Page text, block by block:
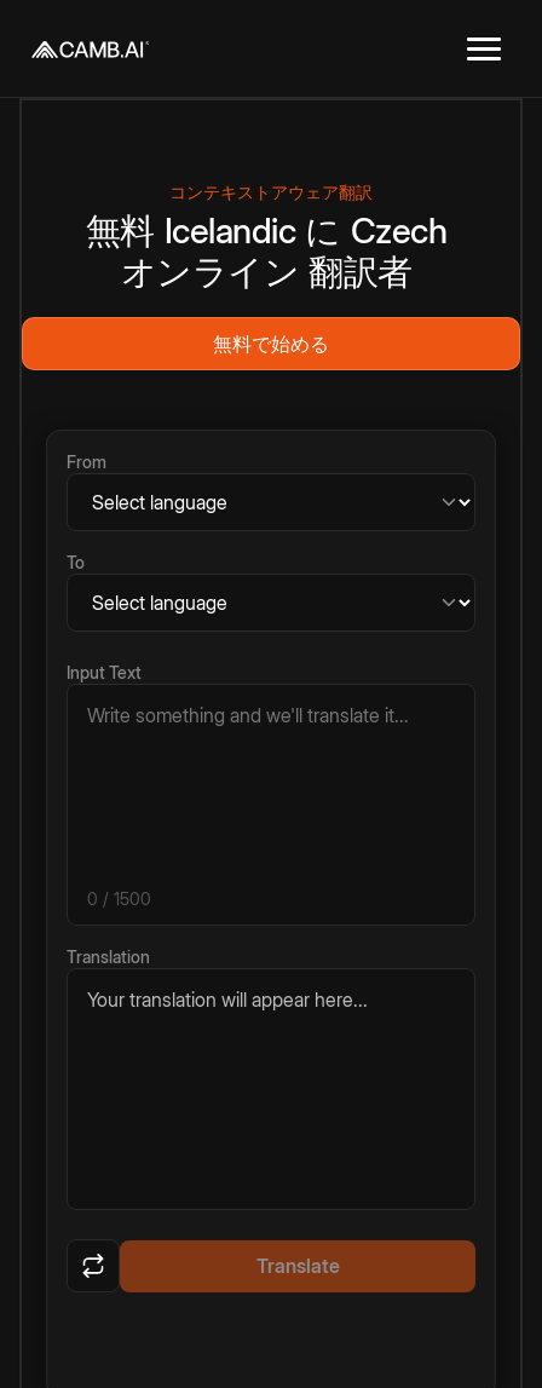
コンテキストアウェア翻訳
無料 Icelandic に Czech
オンライン 翻訳者
無料で始める
From
To
Input Text
0 / 1500
Translation
Your translation will appear here...
Translate